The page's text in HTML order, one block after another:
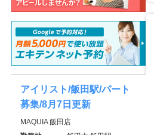
アイリスト/飯田駅/パート
募集/8月7日更新
MAQUIA 飯田店